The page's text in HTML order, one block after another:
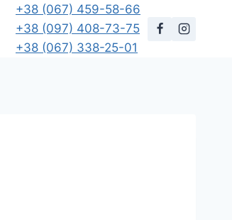
+38 (067) 459-58-66
+38 (097) 408-73-75
+38 (067) 338-25-01